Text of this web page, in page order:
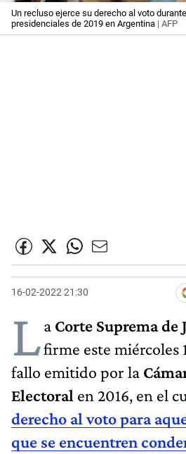
Un recluso ejerce su derecho al voto
presidenciales de 2019 en Argentina | AFP
16-02-2022 21:30
La Corte Suprema de
firme este miércoles
fallo emitido por la
Electoral en 2016, en el
derecho al voto para
que se encuentren